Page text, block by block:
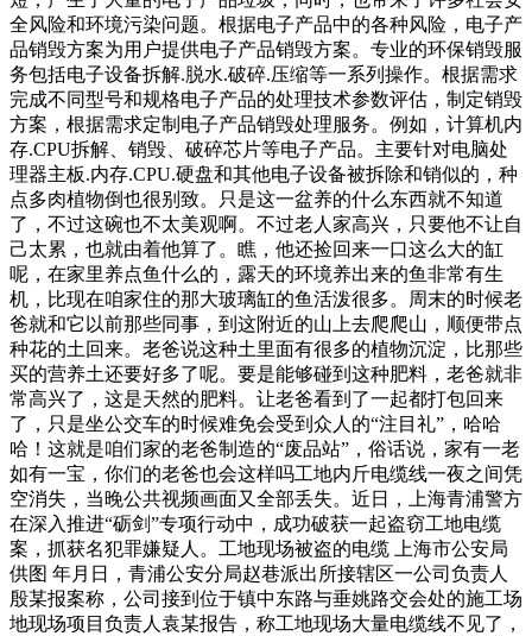
全风险和环境污染问题。根据电子产品中的各种风险，电子产
品销毁方案为用户提供电子产品销毁方案。专业的环保销毁服
务包括电子设备拆解.脱水.破碎.压缩等一系列操作。根据需求
完成不同型号和规格电子产品的处理技术参数评估，制定销毁
方案，根据需求定制电子产品销毁处理服务。例如，计算机内
存.CPU拆解、销毁、破碎芯片等电子产品。主要针对电脑处
理器主板.内存.CPU.硬盘和其他电子设备被拆除和销似的，种
点多肉植物倒也很别致。只是这一盆养的什么东西就不知道
了，不过这碗也不太美观啊。不过老人家高兴，只要他不让自
己太累，也就由着他算了。瞧，他还捡回来一口这么大的缸
呢，在家里养点鱼什么的，露天的环境养出来的鱼非常有生
机，比现在咱家住的那大玻璃缸的鱼活泼很多。周末的时候老
爸就和它以前那些同事，到这附近的山上去爬爬山，顺便带点
种花的土回来。老爸说这种土里面有很多的植物沉淀，比那些
买的营养土还要好多了呢。要是能够碰到这种肥料，老爸就非
常高兴了，这是天然的肥料。让老爸看到了一起都打包回来
了，只是坐公交车的时候难免会受到众人的“注目礼”，哈哈
哈！这就是咱们家的老爸制造的“废品站”，俗话说，家有一老
如有一宝，你们的老爸也会这样吗工地内斤电缆线一夜之间凭
空消失，当晚公共视频画面又全部丢失。近日，上海青浦警方
在深入推进“砺剑”专项行动中，成功破获一起盗窃工地电缆
案，抓获名犯罪嫌疑人。工地现场被盗的电缆 上海市公安局
供图 年月日，青浦公安分局赵巷派出所接辖区一公司负责人
殷某报案称，公司接到位于镇中东路与垂姚路交会处的施工场
地现场项目负责人袁某报告，称工地现场大量电缆线不见了，